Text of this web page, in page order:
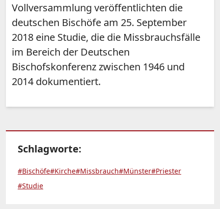
Vollversammlung veröffentlichten die
deutschen Bischöfe am 25. September
2018 eine Studie, die die Missbrauchsfälle
im Bereich der Deutschen
Bischofskonferenz zwischen 1946 und
2014 dokumentiert.
Schlagworte:
#Bischöfe#Kirche#Missbrauch#Münster#Priester
#Studie